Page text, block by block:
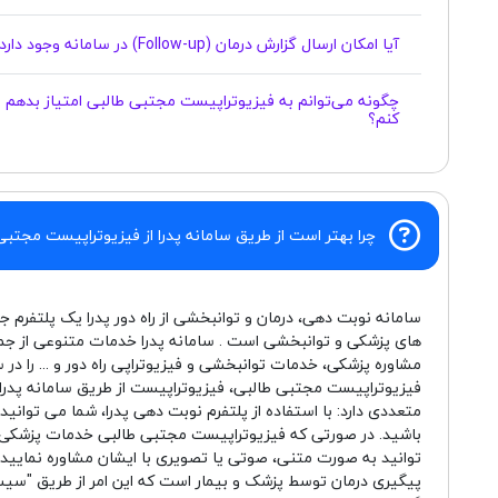
آیا امکان ارسال گزارش درمان (Follow-up) در سامانه وجود دارد؟
چگونه می‌توانم به فیزیوتراپیست مجتبی طالبی امتیاز
کنم؟
چرا بهتر است از طریق سامانه پدرا از فیزیوتراپیست
سامانه نوبت دهی، درمان و توانبخشی از راه دور پدرا یک
های پزشکی و توانبخشی است . سامانه پدرا خدمات متنوعی از
مشاوره پزشکی، خدمات توانبخشی و فیزیوتراپی راه دور و ... را
فیزیوتراپیست مجتبی طالبی، فیزیوتراپیست از طریق سامانه
متعددی دارد: با استفاده از پلتفرم نوبت دهی پدرا، شما می
باشید. در صورتی که فیزیوتراپیست مجتبی طالبی خدمات پزشکی
توانید به صورت متنی، صوتی یا تصویری با ایشان مشاوره
پیگیری درمان توسط پزشک و بیمار است که این امر از